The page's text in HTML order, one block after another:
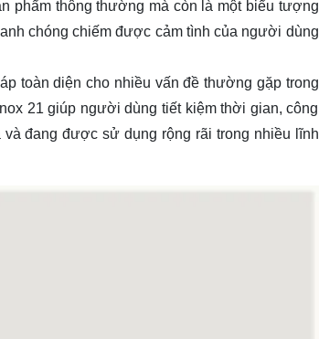
phẩm thông thường mà còn là một biểu tượng
chóng chiếm được cảm tình của người dùng
toàn diện cho nhiều vấn đề thường gặp trong
21 giúp người dùng tiết kiệm thời gian, công
đang được sử dụng rộng rãi trong nhiều lĩnh